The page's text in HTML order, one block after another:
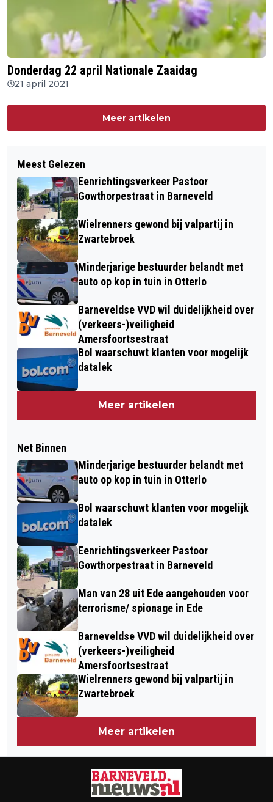
Donderdag 22 april Nationale Zaaidag
21 april 2021
Meer artikelen
Meest Gelezen
Eenrichtingsverkeer Pastoor
Gowthorpestraat in Barneveld
Wielrenners gewond bij valpartij in
Zwartebroek
Minderjarige bestuurder belandt met
auto op kop in tuin in Otterlo
Barneveldse VVD wil duidelijkheid over
(verkeers-)veiligheid
Amersfoortsestraat
Bol waarschuwt klanten voor mogelijk
datalek
Meer artikelen
Net Binnen
Minderjarige bestuurder belandt met
auto op kop in tuin in Otterlo
Bol waarschuwt klanten voor mogelijk
datalek
Eenrichtingsverkeer Pastoor
Gowthorpestraat in Barneveld
Man van 28 uit Ede aangehouden voor
terrorisme/ spionage in Ede
Barneveldse VVD wil duidelijkheid over
(verkeers-)veiligheid
Amersfoortsestraat
Wielrenners gewond bij valpartij in
Zwartebroek
Meer artikelen